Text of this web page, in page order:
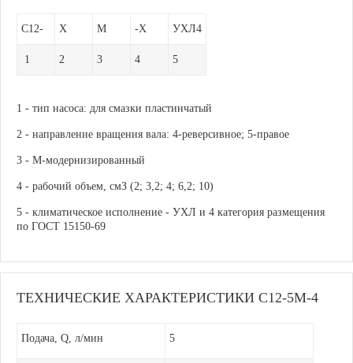
С12- Х М -Х УХЛ4
1 2 3 4 5
1 - тип насоса: для смазки пластинчатый
2 - направление вращения вала: 4-реверсивное; 5-правое
3 - М-модернизированный
4 - рабочий объем, смЗ (2; 3,2; 4; 6,2; 10)
5 - климатическое исполнение - УХЛ и 4 категория размещения
по ГОСТ 15150-69
ТЕХНИЧЕСКИЕ ХАРАКТЕРИСТИКИ С12-5М-4
Подача, Q, л/мин 5